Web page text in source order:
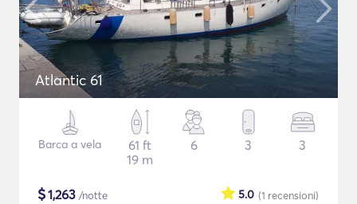
Atlantic 61
Barca a vela
61 ft
19 m
6 3 3
$1,263 /notte (1 recensioni)
5.0